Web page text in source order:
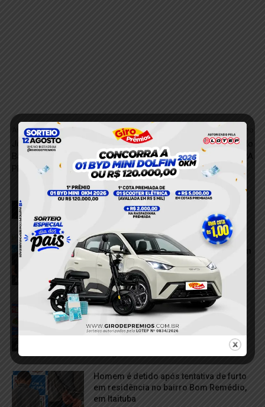
Anterior
Jovem é Assassinado em
Barbearia no Município de
Suspeito de Ameaça é Detido
com Arma em Altamira, PA
RELACIONADOS
Dupla é presa após tentar descartar
porções de cocaína durante abordagem
da PM em Itaituba
7 de agosto de 2026
Dois homens são conduzidos à
delegacia por suspeita de fornecer
bebida alcoólica a adolescentes em
Homem é detido após tentativa de furto
em residência no bairro Bom Remédio,
em Itaituba